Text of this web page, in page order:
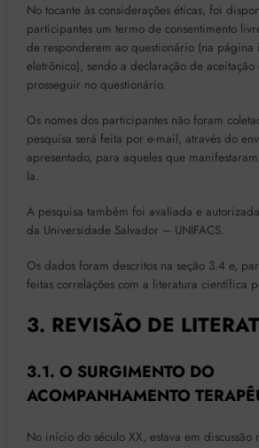
No tocante às considerações éticas, foi
participantes um termo de consentimento
de responderem ao questionário (na
eletrônico), sendo a declaração de
prosseguir no questionário.
Os nomes dos participantes não foram
pesquisa será feita por e-mail, através do
apresentado, para aqueles que
la.
A pesquisa também foi avaliada e
da Universidade Salvador – UNIFACS.
Os dados foram descritos na seção 3.4 e,
feitas correlações com a literatura científica
3. REVISÃO DE
3.1. O SURGIMENTO DO
ACOMPANHAMENTO
No início do século XX, estava em discussão